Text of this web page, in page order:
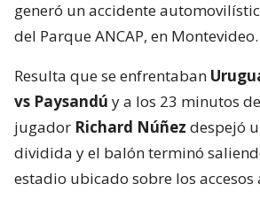
generó un accidente
del Parque ANCAP, en Montevideo.
Resulta que se enfrentaban
vs Paysandú y a los 23 minutos
jugador Richard Núñez despejó
dividida y el balón terminó
estadio ubicado sobre los accesos